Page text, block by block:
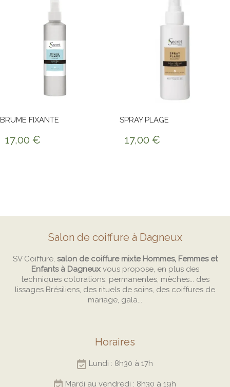
BRUME FIXANTE
17,00 €
SPRAY PLAGE
17,00 €
Salon de coiffure à Dagneux
SV Coiffure, salon de coiffure mixte Hommes, Femmes et
Enfants à Dagneuxvous propose, en plus des
techniques colorations, permanentes, mèches... des
lissages Brésiliens, des rituels de soins, des coiffures de
mariage, gala...
Horaires
Lundi : 8h30 à 17h
Mardi au vendredi : 8h30 à 19h